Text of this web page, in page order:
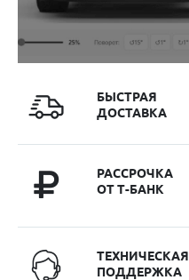
БЫСТРАЯ
ДОСТАВКА
РАССРОЧКА
ОТ Т-БАНК
ТЕХНИЧЕСКАЯ
ПОДДЕРЖКА